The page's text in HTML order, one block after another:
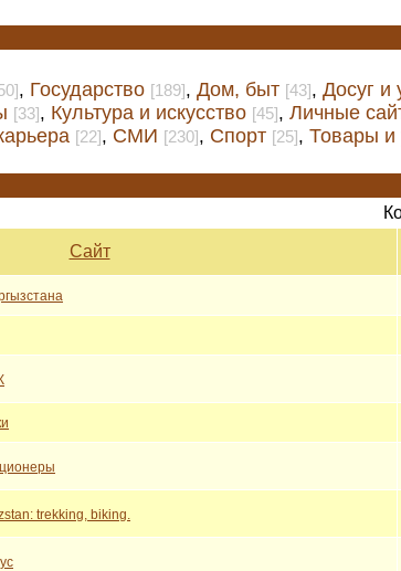
, Государство [189], Дом, быт [43], Досуг и
[33], Культура и искусство [45], Личные
[22], СМИ [230], Спорт [25], Товары и
Сайт
trekking, biking.